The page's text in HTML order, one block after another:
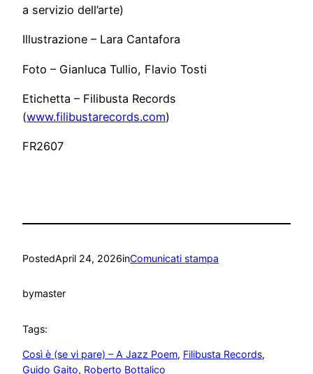
a servizio dell’arte)
Illustrazione – Lara Cantafora
Foto – Gianluca Tullio, Flavio Tosti
Etichetta – Filibusta Records
(www.filibustarecords.com)
FR2607
PostedApril 24, 2026inComunicati stampa
bymaster
Tags:
Così è (se vi pare) – A Jazz Poem, Filibusta Records
Guido Gaito, Roberto Bottalico